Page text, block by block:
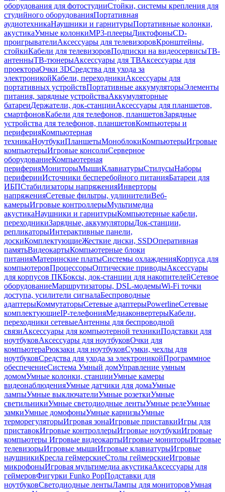
оборудования для фотостудииСтойки, системы крепления для
студийного оборудованияПортативная
аудиотехникаНаушники и гарнитурыПортативные колонки,
акустикаУмные колонкиMP3-плеерыДиктофоныCD-
проигрывателиАксессуары для телевизоровКронштейны,
стойкиКабели для телевизоровПодписки на видеосервисыТВ-
антенныТВ-тюнерыАксессуары для ТВАксессуары для
проектораОчки 3DСредства для ухода за
электроникойКабели, переходникиАксессуары для
портативных устройствПортативные аккумуляторыЭлементы
питания, зарядные устройстваАккумуляторные
батареиДержатели, док-станцииАксессуары для планшетов,
смартфоновКабели для телефонов, планшетовЗарядные
устройства для телефонов, планшетовКомпьютеры и
периферияКомпьютерная
техникаНоутбукиПланшетыМоноблокиКомпьютерыИгровые
компьютерыИгровые консолиСерверное
оборудованиеКомпьютерная
периферияМониторыМышиКлавиатурыСтилусыНаборы
периферииИсточники бесперебойного питанияБатареи для
ИБПСтабилизаторы напряженияИнверторы
напряженияСетевые фильтры, удлинителиВеб-
камерыИгровые контроллерыМультимедиа
акустикаНаушники и гарнитурыКомпьютерные кабели,
переходникиЗарядные, аккумуляторыДок-станции,
репликаторыИнтерактивные панели,
доскиКомплектующиеЖесткие диски, SSDОперативная
памятьВидеокартыКомпьютерные блоки
питанияМатеринские платыСистемы охлажденияКорпуса для
компьютеровПроцессорыОптические приводыАксессуары
для корпусов ПКБоксы, док-станции для накопителейСетевое
оборудованиеМаршрутизаторы, DSL-модемыWi-Fi точки
доступа, усилители сигналаБеспроводные
адаптерыКоммутаторыСетевые адаптерыPowerlineСетевые
комплектующиеIP-телефонияМедиаконвертерыКабели,
переходники сетевыеАнтенны для беспроводной
связиАксессуары для компьютерной техникиПодставки для
ноутбуковАксессуары для ноутбуковОчки для
компьютераРюкзаки для ноутбуковСумки, чехлы для
ноутбуковСредства для ухода за электроникойПрограммное
обеспечениеСистема Умный домУправление умным
домомУмные колонки, станцииУмные камеры
видеонаблюденияУмные датчики для домаУмные
лампыУмные выключателиУмные розеткиУмные
светильникиУмные светодиодные лентыУмные релеУмные
замкиУмные домофоныУмные карнизыУмные
терморегуляторыИгровая зонаИгровые приставкиИгры для
приставокИгровые контроллерыИгровые ноутбукиИгровые
компьютеры Игровые видеокартыИгровые мониторыИгровые
телевизорыИгровые мышиИгровые клавиатурыИгровые
наушникиКресла геймерскиеСтолы геймерскиеИгровые
микрофоныИгровая мультимедиа акустикаАксессуары для
геймеровФигурки Funko PopПодставки для
ноутбуковСветодиодные лентыЛампы для мониторовУмная